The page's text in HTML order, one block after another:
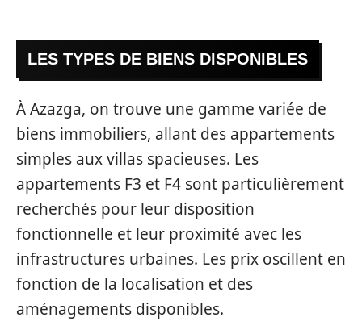
LES TYPES DE BIENS DISPONIBLES
À Azazga, on trouve une gamme variée de
biens immobiliers, allant des appartements
simples aux villas spacieuses. Les
appartements F3 et F4 sont particulièrement
recherchés pour leur disposition
fonctionnelle et leur proximité avec les
infrastructures urbaines. Les prix oscillent en
fonction de la localisation et des
aménagements disponibles.